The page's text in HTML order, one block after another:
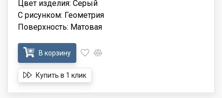
Цвет изделия: Серый
С рисунком: Геометрия
Поверхность: Матовая
В корзину
Купить в 1 клик